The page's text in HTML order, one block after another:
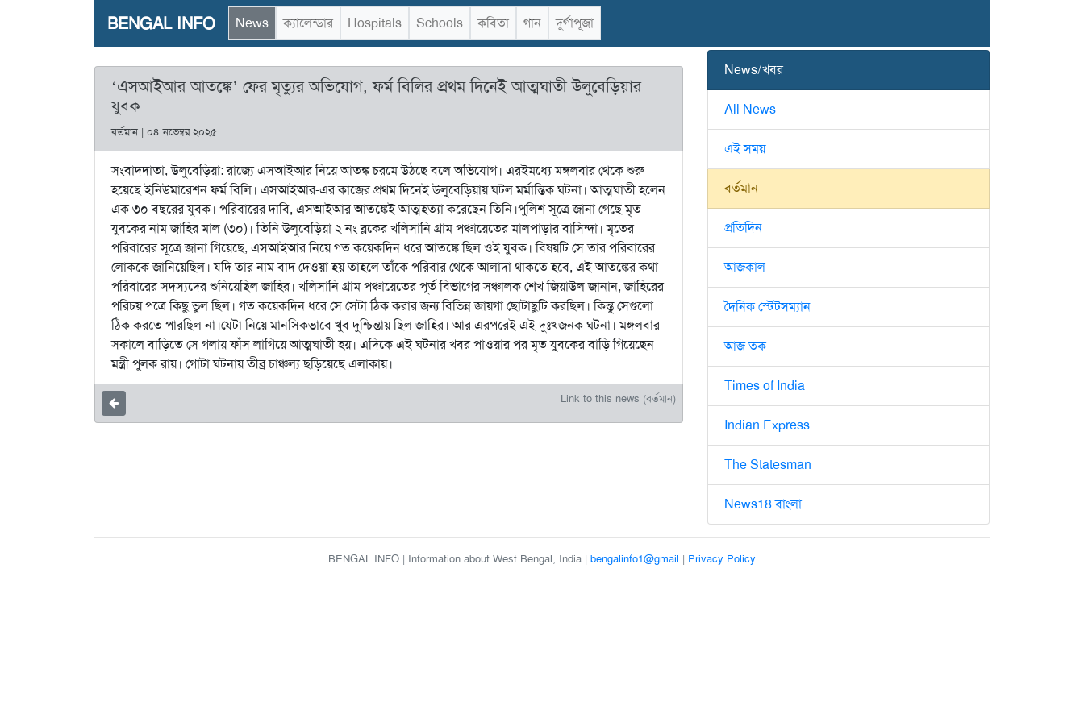
BENGAL INFO News ক্যালেন্ডার Hospitals Schools কবিতা গান দুর্গাপূজা
‘এসআইআর আতঙ্কে’ ফের মৃত্যুর অভিযোগ, ফর্ম বিলির প্রথম দিনেই আত্মঘাতী উলুবেড়িয়ার
যুবক
বর্তমান | ০৪ নভেম্বর ২০২৫
সংবাদদাতা, উলুবেড়িয়া: রাজ্যে এসআইআর নিয়ে আতঙ্ক চরমে উঠছে বলে অভিযোগ। এরইমধ্যে মঙ্গলবার থেকে শুরু
হয়েছে ইনিউমারেশন ফর্ম বিলি। এসআইআর-এর কাজের প্রথম দিনেই উলুবেড়িয়ায় ঘটল মর্মান্তিক ঘটনা। আত্মঘাতী হলেন
এক ৩০ বছরের যুবক। পরিবারের দাবি, এসআইআর আতঙ্কেই আত্মহত্যা করেছেন তিনি।পুলিশ সূত্রে জানা গেছে মৃত
যুবকের নাম জাহির মাল (৩০)। তিনি উলুবেড়িয়া ২ নং ব্লকের খলিসানি গ্রাম পঞ্চায়েতের মালপাড়ার বাসিন্দা। মৃতের
পরিবারের সূত্রে জানা গিয়েছে, এসআইআর নিয়ে গত কয়েকদিন ধরে আতঙ্কে ছিল ওই যুবক। বিষয়টি সে তার পরিবারের
লোককে জানিয়েছিল। যদি তার নাম বাদ দেওয়া হয় তাহলে তাঁকে পরিবার থেকে আলাদা থাকতে হবে, এই আতঙ্কের কথা
পরিবারের সদস্যদের শুনিয়েছিল জাহির। খলিসানি গ্রাম পঞ্চায়েতের পূর্ত বিভাগের সঞ্চালক শেখ জিয়াউল জানান, জাহিরের
পরিচয় পত্রে কিছু ভুল ছিল। গত কয়েকদিন ধরে সে সেটা ঠিক করার জন্য বিভিন্ন জায়গা ছোটাছুটি করছিল। কিন্তু সেগুলো
ঠিক করতে পারছিল না।যেটা নিয়ে মানসিকভাবে খুব দুশ্চিন্তায় ছিল জাহির। আর এরপরেই এই দুঃখজনক ঘটনা। মঙ্গলবার
সকালে বাড়িতে সে গলায় ফাঁস লাগিয়ে আত্মঘাতী হয়। এদিকে এই ঘটনার খবর পাওয়ার পর মৃত যুবকের বাড়ি গিয়েছেন
মন্ত্রী পুলক রায়। গোটা ঘটনায় তীব্র চাঞ্চল্য ছড়িয়েছে এলাকায়।
Link to this news (বর্তমান)
News/খবর
All News
এই সময়
বর্তমান
প্রতিদিন
আজকাল
দৈনিক স্টেটসম্যান
আজ তক
Times of India
Indian Express
The Statesman
News18 বাংলা
BENGAL INFO | Information about West Bengal, India | bengalinfo1@gmail | Privacy Policy